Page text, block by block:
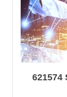
621574